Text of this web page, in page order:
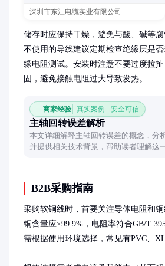
深圳市东江电缆实业有限公司
储存时应保持干燥，避免与酸、碱等
不使用的导线建议定期检查绝缘层是
缘电阻测试。安装时注意不要过度拉
固，避免接触电阻过大导致发热。
商家经验 真实案例 · 安全可信
主轴回转误差解析
本文详细解释主轴回转误差的概念，分
并提供相关技术背景，帮助读者理解这
B2B采购指南
采购软铜线时，首要关注导体电阻和
铜含量应≥99.9%，电阻率符合GB/T
需根据使用环境选择，常见有PVC、